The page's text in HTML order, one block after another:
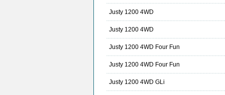
Justy 1200 4WD
Justy 1200 4WD
Justy 1200 4WD Four Fun
Justy 1200 4WD Four Fun
Justy 1200 4WD GLi